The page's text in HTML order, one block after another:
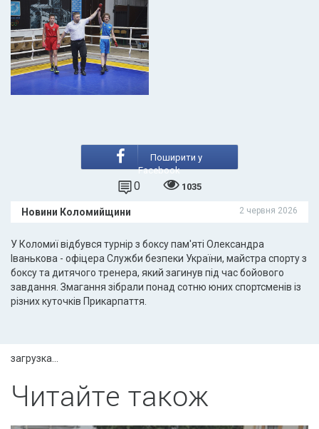
Поширити у
Facebook
0 1035
Новини Коломийщини 2 червня 2026
У Коломиї відбувся турнір з боксу пам'яті Олександра
Іванькова - офіцера Служби безпеки України, майстра спорту з
боксу та дитячого тренера, який загинув під час бойового
завдання. Змагання зібрали понад сотню юних спортсменів із
різних куточків Прикарпаття.
загрузка...
Читайте також